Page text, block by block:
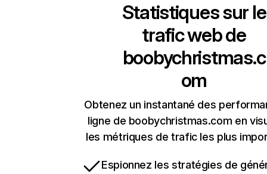
Statistiques sur le
trafic web de
boobychristmas.c
om
Obtenez un instantané des
ligne de boobychristmas.com en
les métriques de trafic les plus
Espionnez les stratégies de